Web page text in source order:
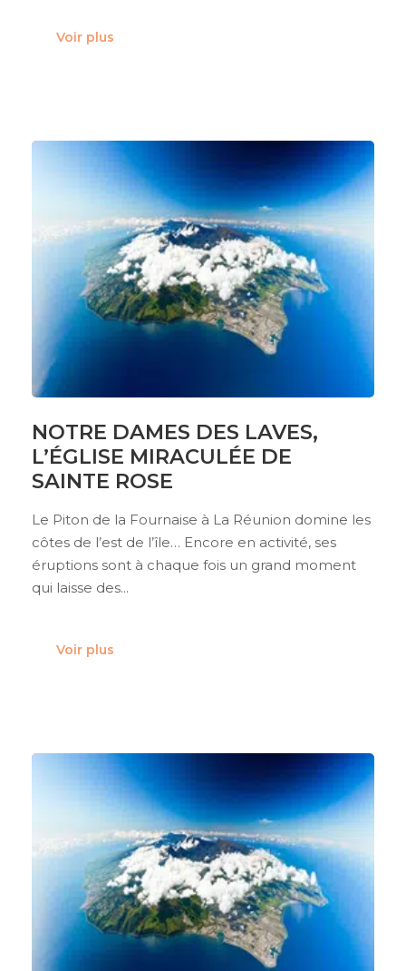
Voir plus
NOTRE DAMES DES LAVES,
L’ÉGLISE MIRACULÉE DE
SAINTE ROSE
Le Piton de la Fournaise à La Réunion domine les
côtes de l’est de l’île… Encore en activité, ses
éruptions sont à chaque fois un grand moment
qui laisse des...
Voir plus